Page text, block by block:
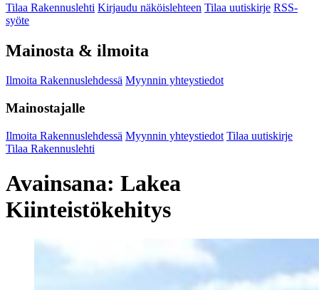
Tilaa Rakennuslehti Kirjaudu näköislehteen Tilaa uutiskirje RSS-
syöte
Mainosta & ilmoita
Ilmoita Rakennuslehdessä Myynnin yhteystiedot
Mainostajalle
Ilmoita Rakennuslehdessä Myynnin yhteystiedot Tilaa uutiskirje
Tilaa Rakennuslehti
Avainsana: Lakea
Kiinteistökehitys